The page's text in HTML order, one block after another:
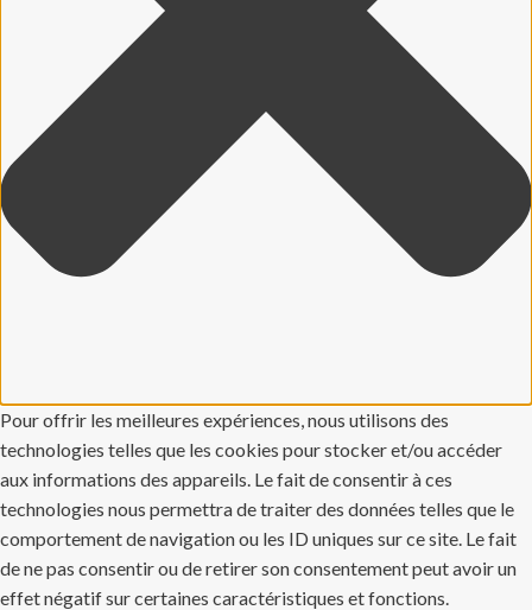
Pour offrir les meilleures expériences, nous utilisons des
technologies telles que les cookies pour stocker et/ou accéder
aux informations des appareils. Le fait de consentir à ces
technologies nous permettra de traiter des données telles que le
comportement de navigation ou les ID uniques sur ce site. Le fait
de ne pas consentir ou de retirer son consentement peut avoir un
effet négatif sur certaines caractéristiques et fonctions.